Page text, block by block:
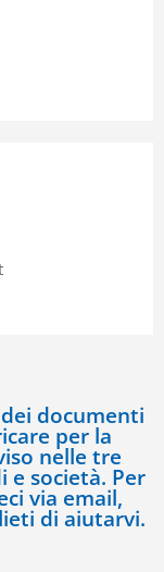
documenti
per la
nelle tre
e società. Per
via email,
di aiutarvi.